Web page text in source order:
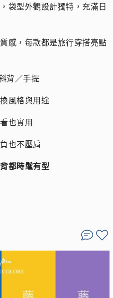
，袋型外觀設計獨特，充滿日
感，每款都是旅行穿搭亮點
背／手提
風格與用途
也實用
也不壓肩
都時髦有型